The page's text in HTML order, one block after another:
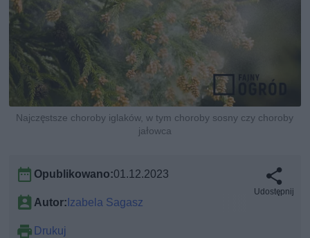
Najczęstsze choroby iglaków, w tym choroby sosny czy choroby
jałowca
Opublikowano:01.12.2023
Autor:Izabela Sagasz
Drukuj
Udostępnij